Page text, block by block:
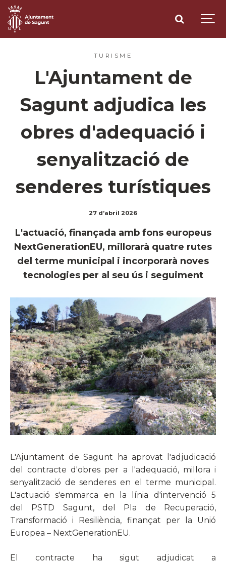
TURISME
L'Ajuntament de
Sagunt adjudica les
obres d'adequació i
senyalització de
senderes turístiques
27 d’abril 2026
L'actuació, finançada amb fons europeus
NextGenerationEU, millorarà quatre rutes
del terme municipal i incorporarà noves
tecnologies per al seu ús i seguiment
L'Ajuntament de Sagunt ha aprovat l'adjudicació
del contracte d'obres per a l'adequació, millora i
senyalització de senderes en el terme municipal.
L'actuació s'emmarca en la línia d'intervenció 5
del PSTD Sagunt, del Pla de Recuperació,
Transformació i Resiliència, finançat per la Unió
Europea – NextGenerationEU.
El contracte ha sigut adjudicat a